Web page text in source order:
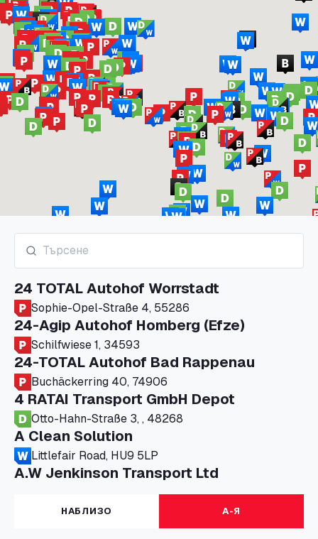
24 TOTAL Autohof Worrstadt
Sophie-Opel-Straße 4, 55286
24-Agip Autohof Homberg (Efze)
Schilfwiese 1, 34593
24-TOTAL Autohof Bad Rappenau
Buchäckerring 40, 74906
4 RATAI Transport GmbH Depot
Otto-Hahn-Straße 3, , 48268
A Clean Solution
Littlefair Road, HU9 5LP
A.W Jenkinson Transport Ltd
Progress House, ME11 5GA
A+G Nettetal - Depot Parking
Am Panneschopp 7, 41334
НАБЛИЗО А-Я